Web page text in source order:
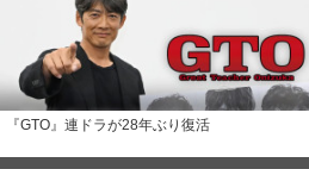
『GTO』連ドラが28年ぶり復活